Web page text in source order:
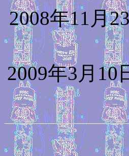
2008年11月
2009年3月